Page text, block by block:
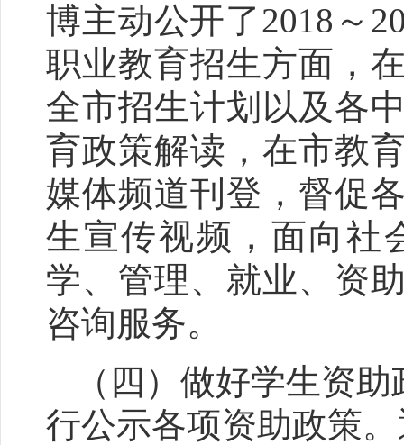
博主动公开了2018 ～
职业教育招生方面，
全市招生计划以及各
育政策解读，在市教
媒体频道刊登，督促
生宣传视频，面向社
学、管理、就业、资
咨询服务。
（四）做好学生资
行公示各项资助政策